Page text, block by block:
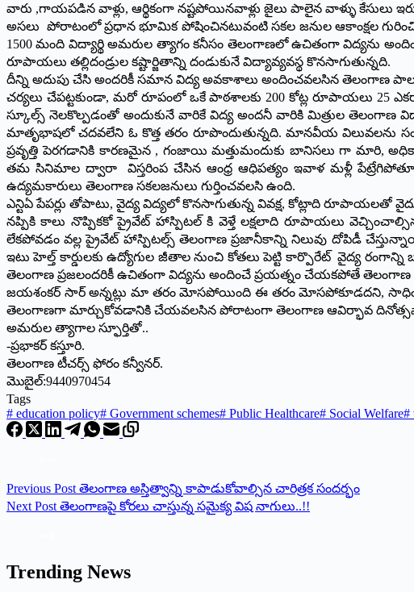
వారు ,గాయపడిన వాళ్లు, ఆర్థికంగా నష్టపోయినవాళ్లు జైలు పాలైన వాళ్ళు కేసులు
అసలు పోరాటంలో ప్రధాన భూమిక పోషించినటువంటి సకల జనుల ఆకాంక్షల
1500 మంది విద్యార్థి అమరుల త్యాగం కనీసం తెలంగాణలో ఉచితంగా విద్యను
రూపాయలు తల్లిదండ్రుల కష్టార్జితాన్ని దండుకునే విద్యావ్యవస్థ కొనసాగుతున్నది.
దీన్ని అదుపు చేసి అందరికీ సమాన విద్య అవకాశాలు అందించవలసిన తెలంగాణ
చర్యలు చేపట్టకుండా, మరో రూపంలో ఒకే పాఠశాలకు 200 కోట్ల రూపాయలు 25
స్కూల్స్ నెలకొల్పడంతో అందుకునే వారికే విద్య అందనీ వారికి మిత్రుల
మాతృభాషలో చదవలేని ఓ కొత్త తరం రూపొందుతున్నది. మానవీయ విలువలను
ప్రవృత్తి పెరగడానికి కారణమైన , గంజాయి మత్తుమందుకు బానిసలు గా మారి,
తమ సినిమాల ద్వారా విస్తరింప చేసిన ఆంధ్ర ఆధిపత్యం ఇవాళ మళ్లీ
ఉద్యమకారులు తెలంగాణ సకలజనులు గుర్తించవలసి ఉంది.
ఎన్టిఏ పేపర్లు తోపాటు, వైద్య విద్యలో కొనసాగుతున్న వివక్ష, కోట్లాది రూపాయలతో
నప్పికి కాలు నొప్పికకో ప్రైవేట్ హాస్పిటల్ కి వెళ్తే లక్షలాది రూపాయలు
లేకపోవడం వల్ల ప్రైవేట్ హాస్పిటల్స్ తెలంగాణ ప్రజానీకాన్ని నిలువు దోపిడీ
ఇటు హెల్త్ కార్డులకు ఉద్యోగుల జీతాల నుంచి కోతలు పెట్టి కార్పొరేట్ వైద్య
తెలంగాణ ప్రజలందరికీ ఉచితంగా విద్యను అందించే ప్రయత్నం చేయకపోతే తెలంగాణ
జయశంకర్ సార్ అన్నట్లు మా తరం మోసపోయింది ఈ తరం మోసపోకూడదని,
తెలంగాణగా మార్చుకోవడానికి చేయవలసిన పోరాటంగా తెలంగాణ ఆవిర్భావ
అమరుల త్యాగాల స్ఫూర్తితో..
-ప్రభాకర్ కస్తూరి.
తెలంగాణ టీచర్స్ ఫోరం కన్వీనర్.
మొబైల్:9440970454
Tags
# education policy# Government schemes# Public Healthcare# Social Welfare#
Previous Post తెలంగాణ అస్తిత్వాన్ని కాపాడుకోవాల్సిన చారిత్రక సందర్భం
Next Post తెలంగాణపై కోరలు చాస్తున్న సమైక్య విష నాగులు..!!
Trending News